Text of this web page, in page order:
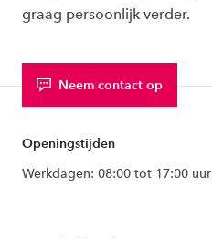
graag persoonlijk verder.
Neem contact op
Openingstijden
Werkdagen: 08:00 tot 17:00 uur